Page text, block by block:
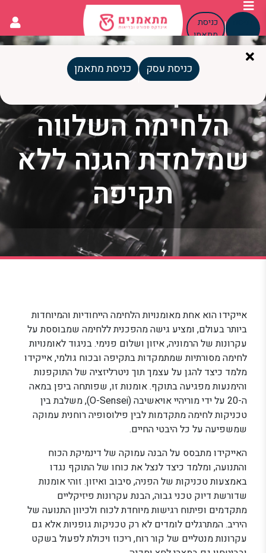
עסק
כניסת
מתאמן
כניסת עסק כניסת מתאמן
אייקידו: אומנות
הלחימה השלווה
שמלמדת הגנה ללא
תקיפה
אייקידו הוא אחת מאומנויות הלחימה הייחודיות והמיוחדות
ביותר בעולם, ומציע גישה מהפכנית ללחימה שמבוססת על
עקרונות של הרמוניה, איזון ושלום פנימי. בניגוד לאומנויות
לחימה מסורתיות שמתמקדות בתקיפה ובכוח גולמי, אייקידו
מלמד כיצד להגן על עצמך תוך ניטרליזציה של התוקפנות
והימנעות מפגיעה בתוקף. אומנות זו, שפותחה ביפן במאה
ה-20 על ידי מוריהיי אויאשיבה (O-Sensei), משלבת בין
טכניקות לחימה מתקדמות לבין פילוסופיה רוחנית עמוקה
שמשפיעה על כל היבטי החיים.
האייקידו מתבסס על הבנה עמוקה של דינמיקת הכוח
והתנועה, ומלמד כיצד לנצל את כוחו של התוקף נגדו
באמצעות טכניקות של הפניה, סיבוב ואיזון. זוהי אומנות
שדורשת דיוק טכני גבוה, הבנת עקרונות פיזיקליים
מתקדמים ופיתוח רגישות מיוחדת לכוח ולכיוון התנועה של
היריב. המתרגלים לומדים לא רק טכניקות גופניות אלא גם
עקרונות מנטליים של קור רוח, ריכוז ויכולת לפעול בשקט